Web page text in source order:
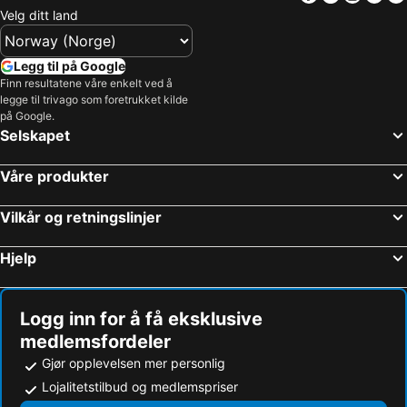
Holiday Inn Express Beijing Yizhuang Tongminghu By Ihg
Grand Mercure Beijing Central
Hilton Garden Inn Beijing Temple of Heaven East Gate Station
The Peninsula Beijing
Holiday Inn Beijing Focus Square By Ihg
Velg ditt land
Legg til på Google
Finn resultatene våre enkelt ved å
legge til trivago som foretrukket kilde
på Google.
Selskapet
Våre produkter
Vilkår og retningslinjer
Hjelp
Logg inn for å få eksklusive
medlemsfordeler
Gjør opplevelsen mer personlig
Lojalitetstilbud og medlemspriser